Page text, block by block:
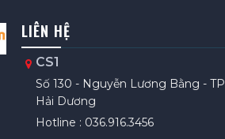
LIÊN HỆ
CS1
Số 130 - Nguyễn Lương Bằng - TP
Hải Dương
Hotline : 036.916.3456